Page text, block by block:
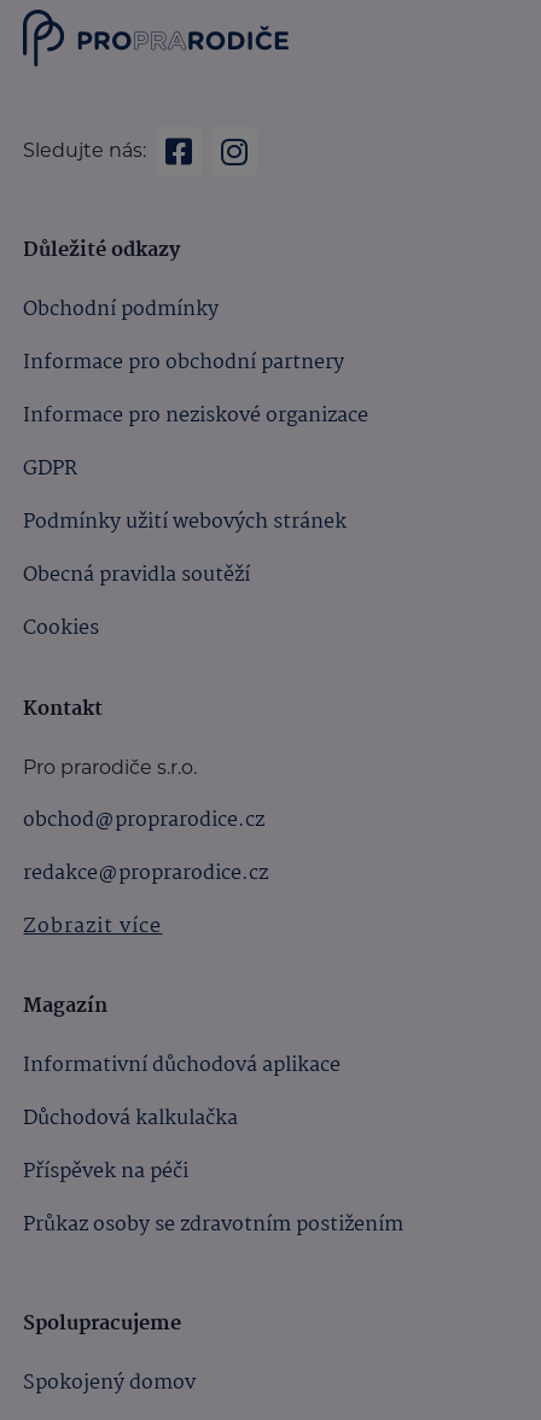
Sledujte nás:
Důležité odkazy
Obchodní podmínky
Informace pro obchodní partnery
Informace pro neziskové organizace
GDPR
Podmínky užití webových stránek
Obecná pravidla soutěží
Cookies
Kontakt
Pro prarodiče s.r.o.
obchod@proprarodice.cz
redakce@proprarodice.cz
Zobrazit více
Magazín
Informativní důchodová aplikace
Důchodová kalkulačka
Příspěvek na péči
Průkaz osoby se zdravotním postižením
Spolupracujeme
Spokojený domov